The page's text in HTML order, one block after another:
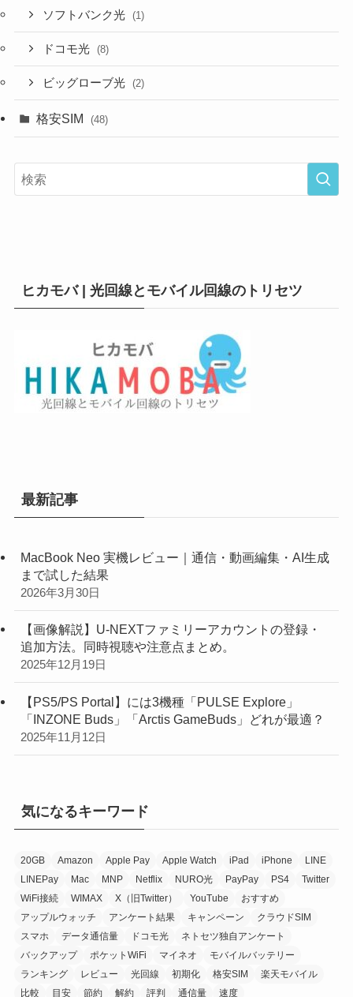
ソフトバンク光 (1)
ドコモ光 (8)
ビッグローブ光 (2)
格安SIM (48)
ヒカモバ | 光回線とモバイル回線のトリセツ
最新記事
MacBook Neo 実機レビュー｜通信・動画編集・AI生成
まで試した結果
2026年3月30日
【画像解説】U-NEXTファミリーアカウントの登録・
追加方法。同時視聴や注意点まとめ。
2025年12月19日
【PS5/PS Portal】には3機種「PULSE Explore」
「INZONE Buds」「Arctis GameBuds」どれが最適？
2025年11月12日
気になるキーワード
20GB Amazon Apple Pay Apple Watch iPad iPhone
LINE
LINEPay
Mac MNP Netflix NURO光 PayPay PS4
Twitter
WiFi接続
WIMAX X（旧Twitter） YouTube
おすすめ
アップルウォッチ
アンケート結果 キャンペーン
クラウドSIM
スマホ
データ通信量 ドコモ光
ネトセツ独自アンケート
バックアップ
ポケットWiFi マイネオ
モバイルバッテリー
ランキング
レビュー 光回線 初期化 格安SIM
楽天モバイル
比較
目安 節約 解約 評判 通信量 速度